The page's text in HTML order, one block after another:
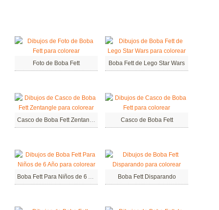
Foto de Boba Fett Boba Fett de Lego Star Wars
Casco de Boba Fett Zentangle Casco de Boba Fett
Boba Fett Para Niños de 6 Año Boba Fett Disparando